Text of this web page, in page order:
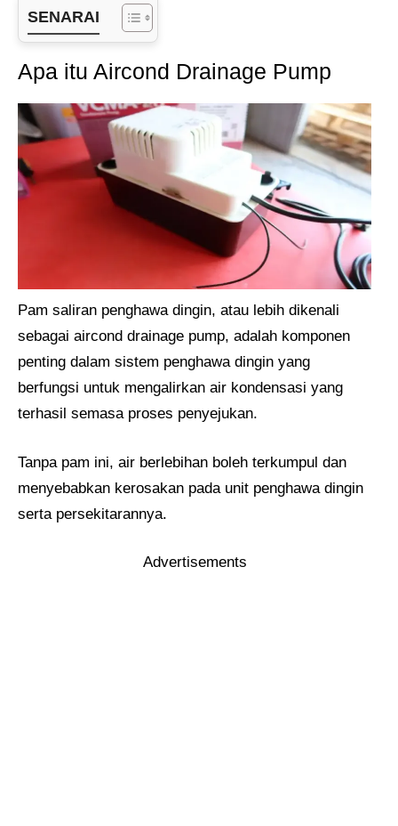
SENARAI
Apa itu Aircond Drainage Pump
Pam saliran penghawa dingin, atau lebih dikenali
sebagai aircond drainage pump, adalah komponen
penting dalam sistem penghawa dingin yang
berfungsi untuk mengalirkan air kondensasi yang
terhasil semasa proses penyejukan.
Tanpa pam ini, air berlebihan boleh terkumpul dan
menyebabkan kerosakan pada unit penghawa dingin
serta persekitarannya.
Advertisements